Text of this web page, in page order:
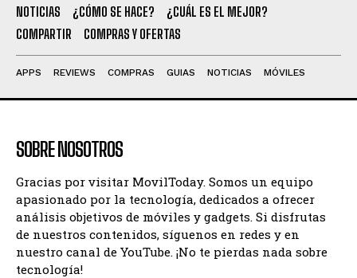
NOTICIAS ¿CÓMO SE HACE?
¿CUÁL ES EL MEJOR?
COMPARTIR
COMPRAS Y OFERTAS
APPS REVIEWS COMPRAS GUIAS NOTICIAS MÓVILES
SOBRE NOSOTROS
Gracias por visitar MovilToday. Somos un equipo
apasionado por la tecnología, dedicados a ofrecer
análisis objetivos de móviles y gadgets. Si disfrutas
de nuestros contenidos, síguenos en redes y en
nuestro canal de YouTube. ¡No te pierdas nada sobre
tecnología!